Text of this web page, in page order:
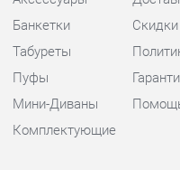
КОНТАКТЫ
Шоурум и склад самовывоза
Адрес: г. Екатеринбург,
ул.Металлургов, 84
Телефон: +7 (343) 383-36-37